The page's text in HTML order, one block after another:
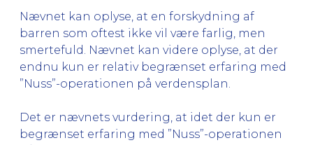
Nævnet kan oplyse, at en forskydning af
barren som oftest ikke vil være farlig, men
smertefuld. Nævnet kan videre oplyse, at der
endnu kun er relativ begrænset erfaring med
”Nuss”-operationen på verdensplan.
Det er nævnets vurdering, at idet der kun er
begrænset erfaring med ”Nuss”-operationen